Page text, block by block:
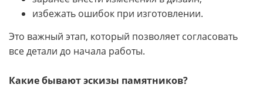
избежать ошибок при изготовлении.
Это важный этап, который позволяет согласовать
все детали до начала работы.
Какие бывают эскизы памятников?